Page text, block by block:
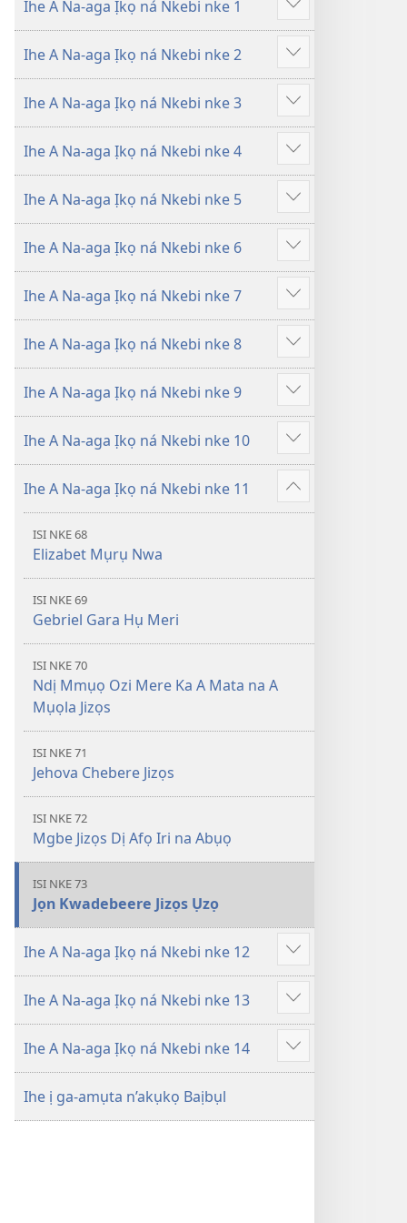
amụta
n’Akụkọ
Baịbụl
amụta
n’Akụkọ
Baịbụl
Ihe A Na-aga Ịkọ ná Nkebi nke 1 Gosikwuo
Ihe A Na-aga Ịkọ ná Nkebi nke 2 Gosikwuo
Ihe A Na-aga Ịkọ ná Nkebi nke 3 Gosikwuo
Ihe A Na-aga Ịkọ ná Nkebi nke 4 Gosikwuo
Ihe A Na-aga Ịkọ ná Nkebi nke 5 Gosikwuo
Ihe A Na-aga Ịkọ ná Nkebi nke 6 Gosikwuo
Ihe A Na-aga Ịkọ ná Nkebi nke 7 Gosikwuo
Ihe A Na-aga Ịkọ ná Nkebi nke 8 Gosikwuo
Ihe A Na-aga Ịkọ ná Nkebi nke 9 Gosikwuo
Ihe A Na-aga Ịkọ ná Nkebi nke 10 Gosikwuo
Ihe A Na-aga Ịkọ ná Nkebi nke 11 Gosikwuo
ISI NKE 68
Elizabet Mụrụ Nwa
ISI NKE 69
Gebriel Gara Hụ Meri
ISI NKE 70
Ndị Mmụọ Ozi Mere Ka A Mata na A
Mụọla Jizọs
ISI NKE 71
Jehova Chebere Jizọs
ISI NKE 72
Mgbe Jizọs Dị Afọ Iri na Abụọ
ISI NKE 73
Jọn Kwadebeere Jizọs Ụzọ
Ihe A Na-aga Ịkọ ná Nkebi nke 12 Gosikwuo
Ihe A Na-aga Ịkọ ná Nkebi nke 13 Gosikwuo
Ihe A Na-aga Ịkọ ná Nkebi nke 14 Gosikwuo
Ihe ị ga-amụta n’akụkọ Baịbụl